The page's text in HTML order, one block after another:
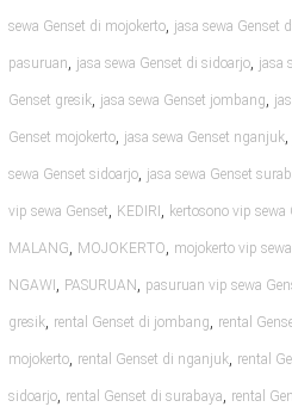
sewa Genset di mojokerto, jasa sewa Genset
pasuruan, jasa sewa Genset di sidoarjo, jasa
Genset gresik, jasa sewa Genset jombang,
Genset mojokerto, jasa sewa Genset nganjuk,
sewa Genset sidoarjo, jasa sewa Genset
vip sewa Genset, KEDIRI , kertosono vip sewa
MALANG, MOJOKERTO, mojokerto vip
NGAWI , PASURUAN , pasuruan vip sewa
gresik, rental Genset di jombang, rental
mojokerto, rental Genset di nganjuk, rental
sidoarjo, rental Genset di surabaya, rental